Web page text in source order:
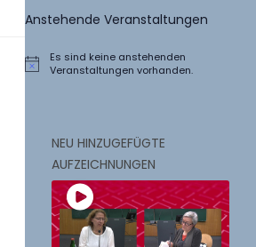
Anstehende Veranstaltungen
Hinweis
Es sind keine anstehenden
Veranstaltungen vorhanden.
NEU HINZUGEFÜGTE
AUFZEICHNUNGEN